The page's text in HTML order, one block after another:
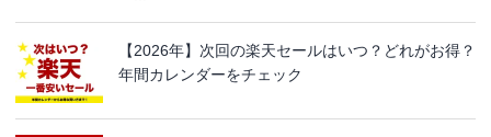
【2026年】次回の楽天セールはいつ？どれがお得？
年間カレンダーをチェック